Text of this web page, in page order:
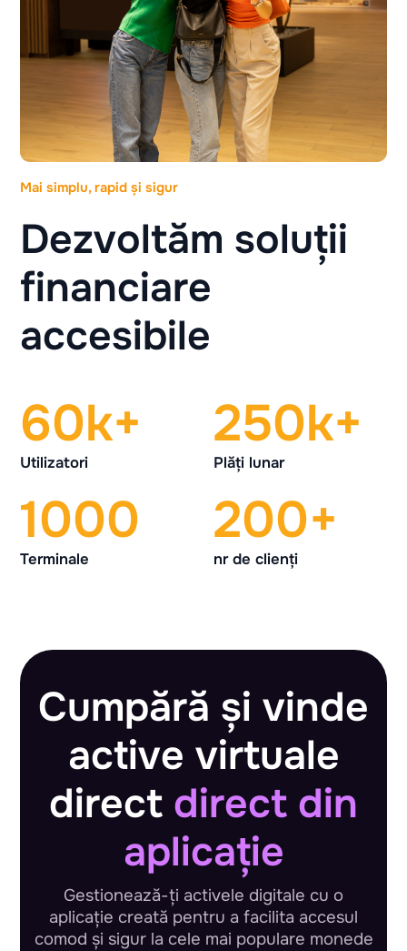
Mai simplu, rapid și sigur
Dezvoltăm soluții
financiare
accesibile
60k+
Utilizatori
250k+
Plăți lunar
1000
Terminale
200+
nr de clienți
Cumpără și vinde
active virtuale
direct direct din
aplicație
Gestionează-ți activele digitale cu o
aplicație creată pentru a facilita accesul
comod și sigur la cele mai populare monede